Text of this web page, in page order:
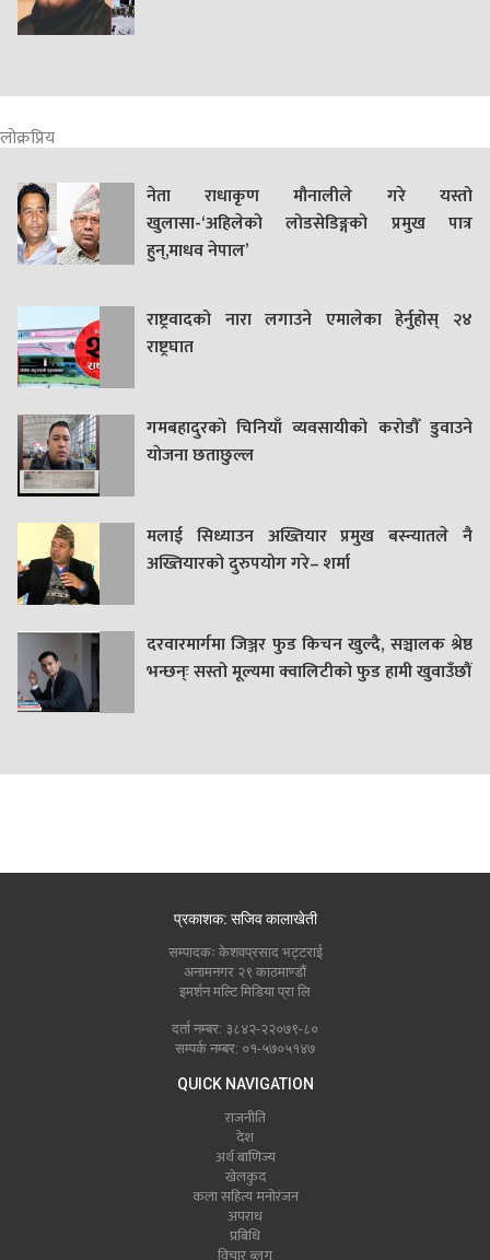
लोक्रप्रिय
नेता राधाकृण मौनालीले गरे यस्तो
खुलासा-‘अहिलेको लोडसेडिङ्गको प्रमुख पात्र
हुन्,माधव नेपाल’
राष्ट्रवादको नारा लगाउने एमालेका हेर्नुहोस् २४
राष्ट्रघात
गमबहादुरकाे चिनियाँ व्यवसायीको करोडौँ डुवाउने
याेजना छताछुल्ल
मलाई सिध्याउन अख्तियार प्रमुख बस्न्यातले नै
अख्तियारको दुरुपयोग गरे– शर्मा
दरवारमार्गमा जिञ्जर फुड किचन खुल्दै, सञ्चालक श्रेष्ठ
भन्छन्ः सस्तो मूल्यमा क्वालिटीको फुड हामी खुवाउँछौं
प्रकाशक: सजिव कालाखेती
सम्पादकः केशवप्रसाद भट्टराई
अनामनगर २९ काठमाण्डौं
इमर्शन मल्टि मिडिया प्रा लि
दर्ता नम्बर: ३८४२-२२०७९-८०
सम्पर्क नम्बर: ०१-५७०५१४७
QUICK NAVIGATION
राजनीति
देश
अर्थ बाणिज्य
खेलकुद
कला सहित्य मनोरंजन
अपराध
प्रबिधि